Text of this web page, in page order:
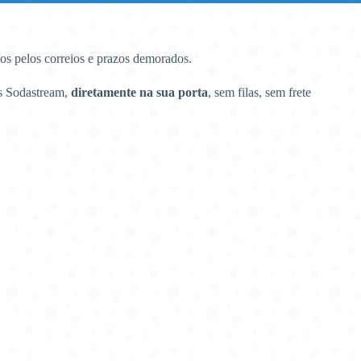
pelos correios e prazos demorados.
diretamente na sua porta, sem filas, sem frete